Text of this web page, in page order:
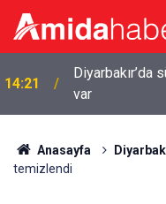
14:21
Diyarbakır’da
var
14:01
Diyarbakır
Anasayfa
temizlendi